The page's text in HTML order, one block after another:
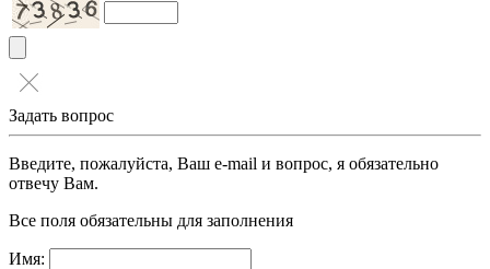
Задать вопрос
Введите, пожалуйста, Ваш e-mail и вопрос, я обязательно
отвечу Вам.
Все поля обязательны для заполнения
Имя: